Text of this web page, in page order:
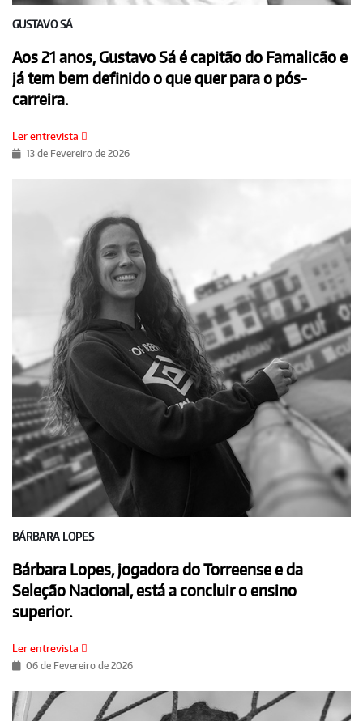
GUSTAVO SÁ
Aos 21 anos, Gustavo Sá é capitão do Famalicão e
já tem bem definido o que quer para o pós-
carreira.
Ler entrevista
13 de Fevereiro de 2026
BÁRBARA LOPES
Bárbara Lopes, jogadora do Torreense e da
Seleção Nacional, está a concluir o ensino
superior.
Ler entrevista
06 de Fevereiro de 2026